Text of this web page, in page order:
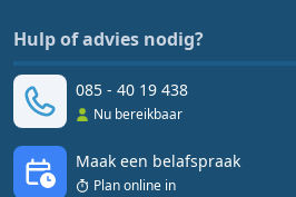
Hulp of advies nodig?
085 - 40 19 438
Nu bereikbaar
Maak een belafspraak
Plan online in